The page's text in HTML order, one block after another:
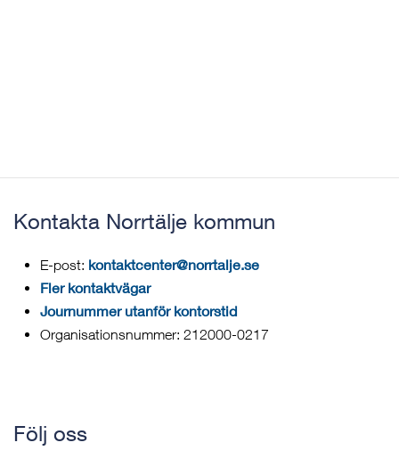
Kontakta Norrtälje kommun
E-post: kontaktcenter@norrtalje.se
Fler kontaktvägar
Journummer utanför kontorstid
Organisationsnummer: 212000-0217
Följ oss